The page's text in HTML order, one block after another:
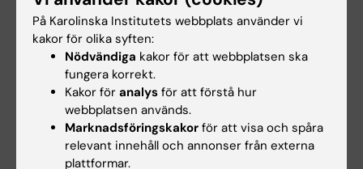
FORTE, Vetenskapsrådet (VR), EU Marie
Slodowska Curie ETN.
Tidigare även Swedish Brain Power (SBP),
Nationella Forskarskolan i Vård (NFV),
Strategiska Forskningsområdet Vård vid KI
(SFO-V), Stockholms Läns Landsting (ALF).
På Karolinska Institutets webbplats använder vi
kakor för olika syften:
Nödvändiga kakor för att webbplatsen ska
fungera korrekt.
Kakor för analys för att förstå hur
webbplatsen används.
Marknadsföringskakor för att visa och spåra
relevant innehåll och annonser från externa
plattformar.